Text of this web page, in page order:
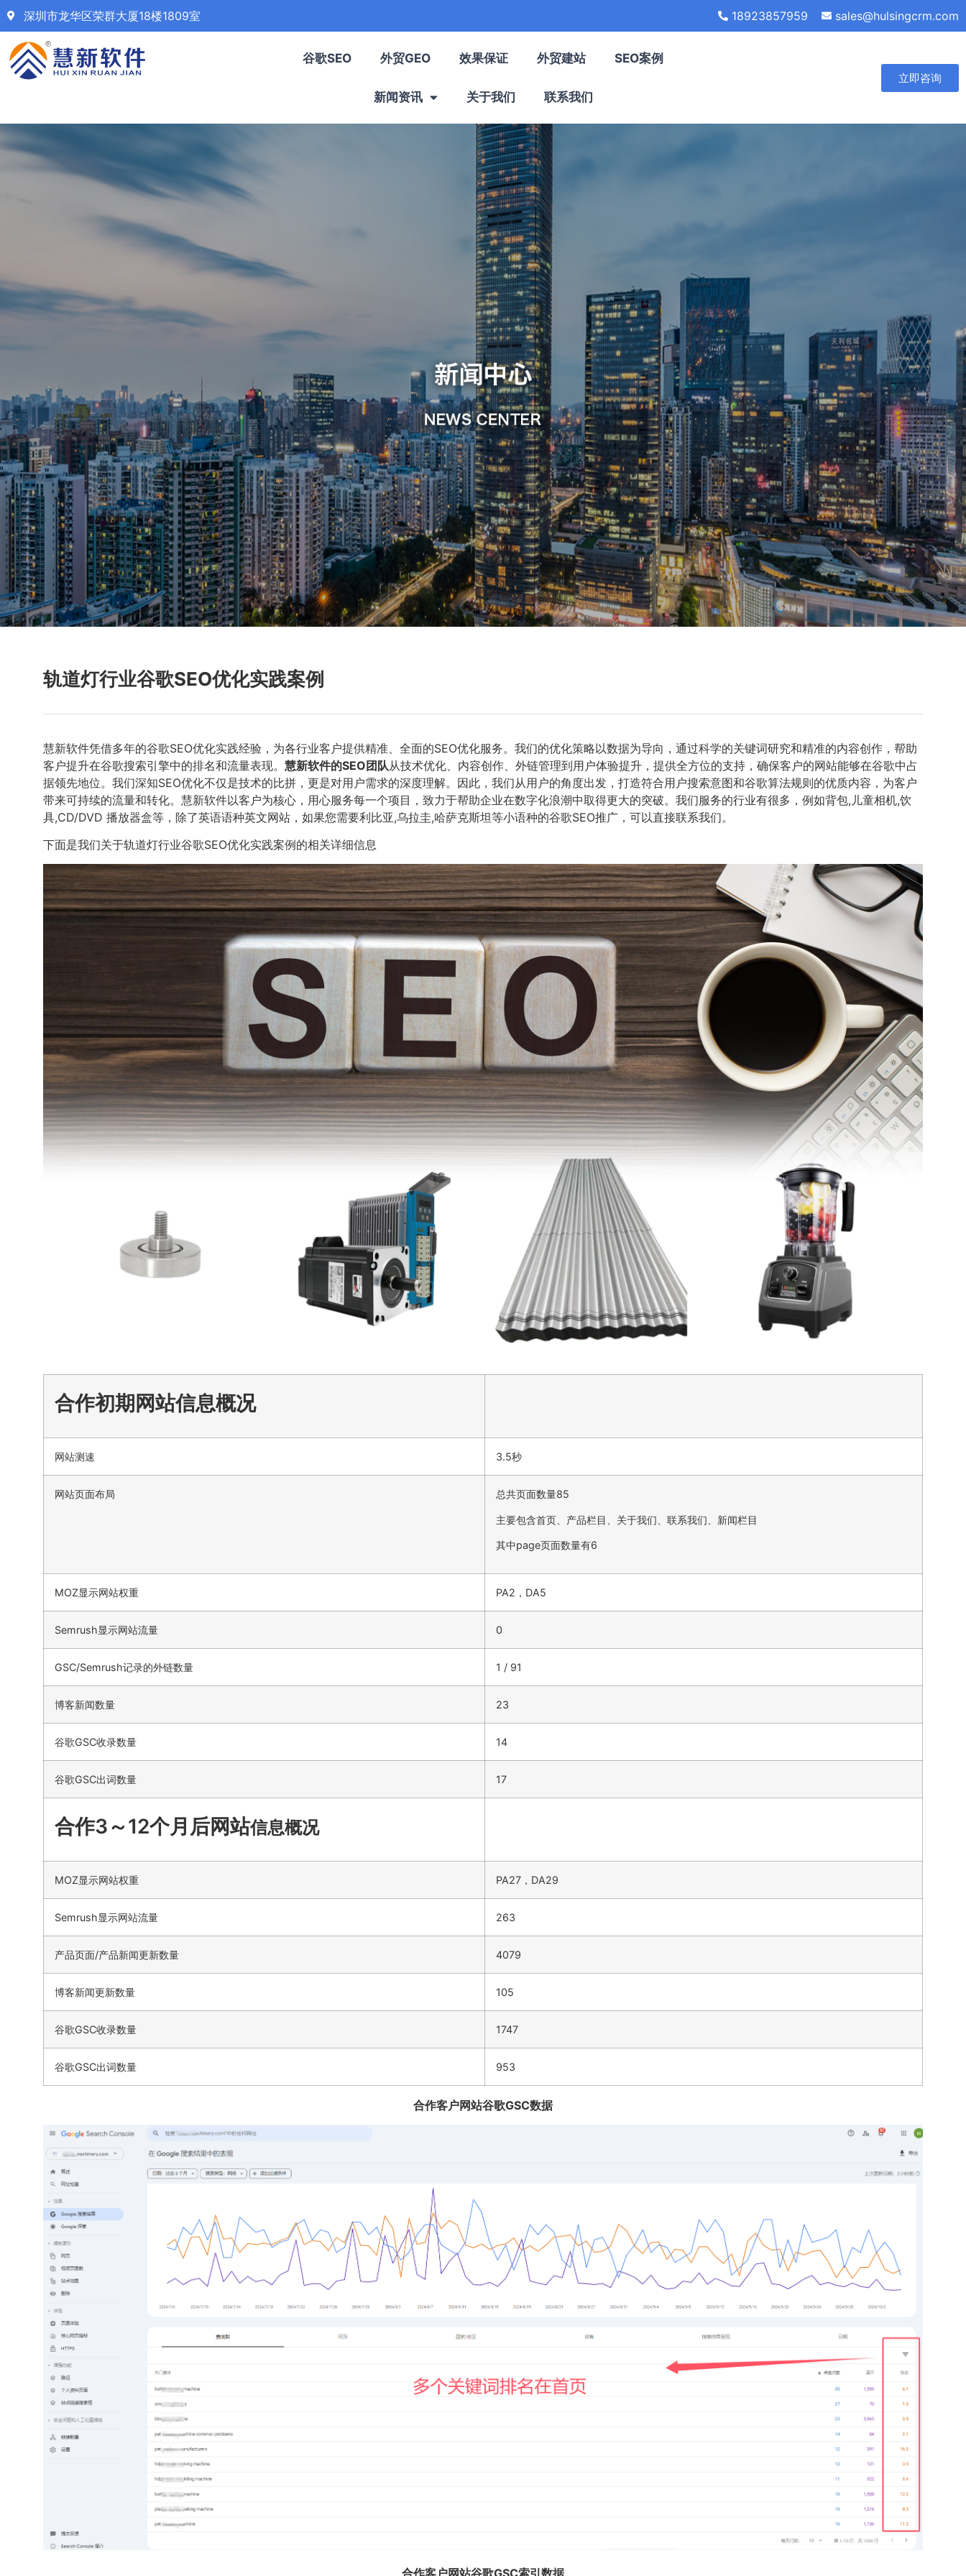
深圳市龙华区荣群大厦18楼1809室 18923857959 sales@hulsingcrm.com
谷歌SEO 外贸GEO 效果保证 外贸建站 SEO案例
新闻资讯 关于我们 联系我们
立即咨询
轨道灯行业谷歌SEO优化实践案例
慧新软件凭借多年的谷歌SEO优化实践经验，为各行业客户提供精准、全面的SEO优化服务。我们的优化策略以数据为导向，通过科学的关键词研究和精准的内容创作，帮助
客户提升在谷歌搜索引擎中的排名和流量表现。 慧新软件的SEO团队从技术优化、内容创作、外链管理到用户体验提升，提供全方位的支持，确保客户的网站能够在谷歌中占
据领先地位。我们深知SEO优化不仅是技术的比拼，更是对用户需求的深度理解。因此，我们从用户的角度出发，打造符合用户搜索意图和谷歌算法规则的优质内容，为客户
带来可持续的流量和转化。慧新软件以客户为核心，用心服务每一个项目，致力于帮助企业在数字化浪潮中取得更大的突破。我们服务的行业有很多，例如背包,儿童相机,饮
具,CD/DVD 播放器盒等，除了英语语种英文网站，如果您需要利比亚,乌拉圭,哈萨克斯坦等小语种的谷歌SEO推广，可以直接联系我们。
下面是我们关于轨道灯行业谷歌SEO优化实践案例的相关详细信息
合作初期网站信息概况
网站测速 3.5秒
网站页面布局 总共页面数量85
主要包含首页、产品栏目、关于我们、联系我们、新闻栏目
其中page页面数量有6
MOZ显示网站权重 PA2，DA5
Semrush显示网站流量 0
GSC/Semrush记录的外链数量 1 / 91
博客新闻数量 23
谷歌GSC收录数量 14
谷歌GSC出词数量 17
合作3～12个月后网站信息概况
MOZ显示网站权重 PA27，DA29
Semrush显示网站流量 263
产品页面/产品新闻更新数量 4079
博客新闻更新数量 105
谷歌GSC收录数量 1747
谷歌GSC出词数量 953
合作客户网站谷歌GSC数据